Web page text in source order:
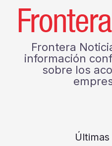
Frontera
información
sobre los